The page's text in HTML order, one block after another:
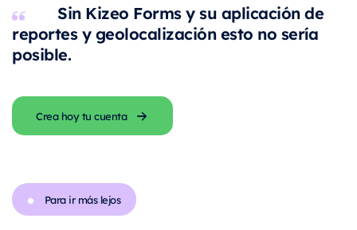
Sin Kizeo Forms y su aplicación de
reportes y geolocalización esto no sería
posible.
Crea hoy tu cuenta
Para ir más lejos